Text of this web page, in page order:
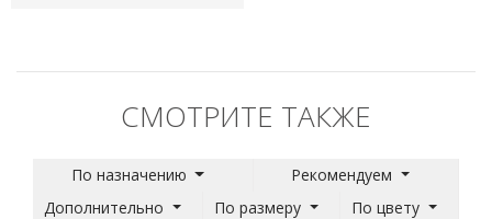
СМОТРИТЕ ТАКЖЕ
По назначению
Рекомендуем
Дополнительно
По размеру
По цвету